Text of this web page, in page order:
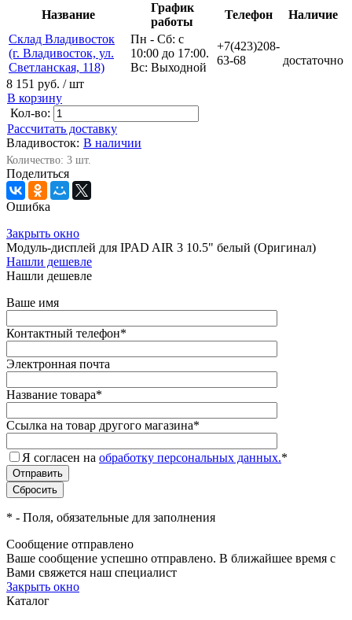
Название
График
работы
Телефон
Наличие
Склад Владивосток
(г. Владивосток, ул.
Светланская, 118)
Пн - Сб: с
10:00 до 17:00.
Вс: Выходной
+7(423)208-
63-68
достаточно
8 151 руб. / шт
В корзину
Кол-во:
Рассчитать доставку
Владивосток: В наличии
Количество: 3 шт.
Поделиться
Ошибка
Закрыть окно
Модуль-дисплей для IPAD AIR 3 10.5" белый (Оригинал)
Нашли дешевле
Нашли дешевле
Ваше имя
Контактный телефон*
Электронная почта
Название товара*
Ссылка на товар другого магазина*
Я согласен на обработку персональных данных.*
* - Поля, обязательные для заполнения
Сообщение отправлено
Ваше сообщение успешно отправлено. В ближайшее время с
Вами свяжется наш специалист
Закрыть окно
Каталог